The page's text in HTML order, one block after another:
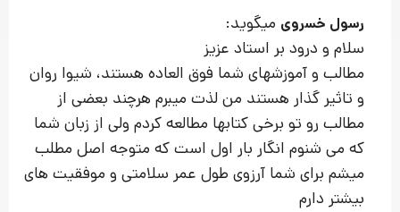
رسول خسروی میگوید:
سلام و درود بر استاد عزیز
مطالب و آموزشهای شما فوق العاده هستند، شیوا روان
و تاثیر گذار هستند من لذت میبرم هرچند بعضی از
مطالب رو تو برخی کتابها مطالعه کردم ولی از زبان شما
که می شنوم انگار بار اول است که متوجه اصل مطلب
میشم برای شما آرزوی طول عمر سلامتی و موفقیت های
بیشتر دارم